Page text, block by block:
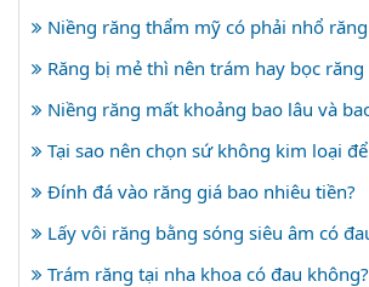
Niềng răng thẩm mỹ có phải nhổ
Răng bị mẻ thì nên trám hay bọc răng
Niềng răng mất khoảng bao lâu và
Tại sao nên chọn sứ không kim loại
Đính đá vào răng giá bao nhiêu tiền?
Lấy vôi răng bằng sóng siêu âm có
Trám răng tại nha khoa có đau không?